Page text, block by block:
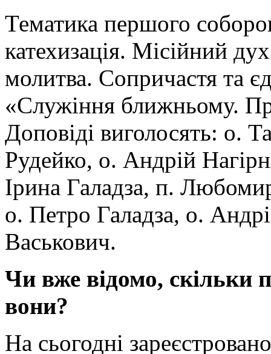
Тематика першого
катехизація. Місійний
молитва. Сопричастя та
«Служіння ближньому.
Доповіді виголосять: о.
Рудейко, о. Андрій
Ірина Галадза, п.
о. Петро Галадза, о.
Васькович.
Чи вже відомо, скільки
вони?
На сьогодні